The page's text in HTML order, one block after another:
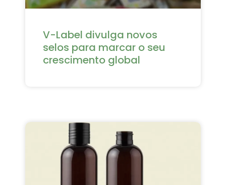
V-Label divulga novos
selos para marcar o seu
crescimento global